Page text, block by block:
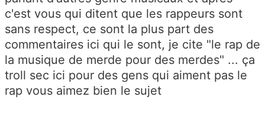
c'est vous qui ditent que les rappeurs sont
sans respect, ce sont la plus part des
commentaires ici qui le sont, je cite "le rap de
la musique de merde pour des merdes" ... ça
troll sec ici pour des gens qui aiment pas le
rap vous aimez bien le sujet